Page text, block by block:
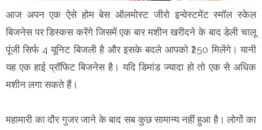
आज अपन एक ऐसे होम बेस ऑलमोस्ट जीरो इन्वेस्टमेंट स्मॉल स्केल
बिजनेस पर डिस्कस करेंगे जिसमें एक बार मशीन खरीदने के बाद डेली चालू
पूंजी सिर्फ 4 यूनिट बिजली है और इसके बदले आपको ₹250 मिलेंगे। यानी
यह एक हाई प्रॉफिट बिजनेस है। यदि डिमांड ज्यादा हो तो एक से अधिक
मशीन लगा सकते हैं।
महामारी का दौर गुजर जाने के बाद सब कुछ सामान्य नहीं हुआ है। लोगों का